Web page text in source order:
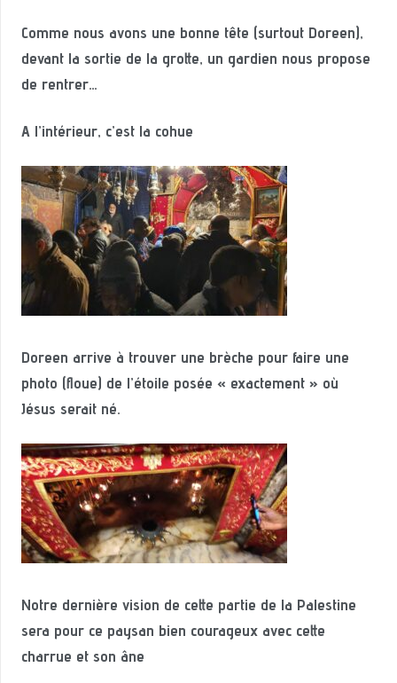
Comme nous avons une bonne tête (surtout Doreen),
devant la sortie de la grotte, un gardien nous propose
de rentrer…
A l’intérieur, c’est la cohue
Doreen arrive à trouver une brèche pour faire une
photo (floue) de l’étoile posée « exactement » où
Jésus serait né.
Notre dernière vision de cette partie de la Palestine
sera pour ce paysan bien courageux avec cette
charrue et son âne